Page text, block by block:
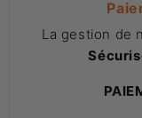
La gestion de